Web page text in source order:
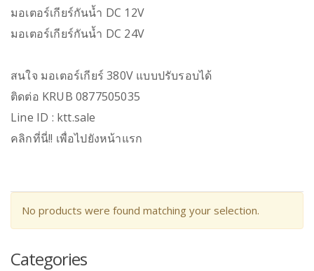
มอเตอร์เกียร์กันน้ำ DC 12V
มอเตอร์เกียร์กันน้ำ DC 24V
สนใจ มอเตอร์เกียร์ 380V แบบปรับรอบได้
ติดต่อ KRUB 0877505035
Line ID : ktt.sale
คลิกที่นี่!! เพื่อไปยังหน้าแรก
No products were found matching your selection.
Categories